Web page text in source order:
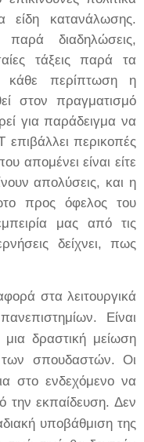
κατανάλωσης.
διαδηλώσεις,
τάξεις παρά τα
κάθε περίπτωση η
στον πραγματισμό
για παράδειγμα να
περικοπές
απομένει είναι είτε
απολύσεις, και η
προς όφελος του
μας από τις
δείχνει, πως
στα λειτουργικά
Είναι
δραστική μείωση
σπουδαστών. Οι
στο ενδεχόμενο να
την εκπαίδευση. Δεν
υποβάθμιση της